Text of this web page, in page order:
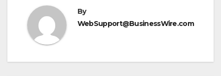
By
WebSupport@BusinessWire.com